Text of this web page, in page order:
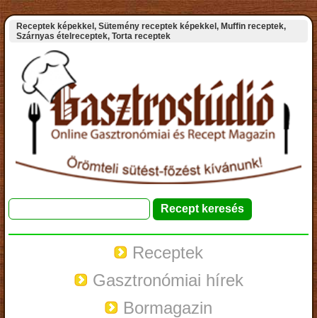
Receptek képekkel, Sütemény receptek képekkel, Muffin receptek,
Szárnyas ételreceptek, Torta receptek
Receptek
Gasztronómiai hírek
Bormagazin